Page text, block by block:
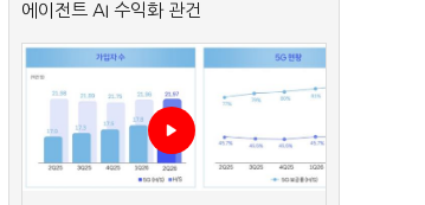
에이전트 AI 수익화 관건